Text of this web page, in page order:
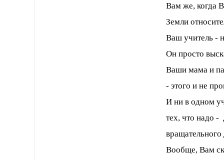
Вам же, когда
Земли
Ваш учитель -
Он просто
Ваши мама и
- этого и не
И ни в одном
тех, что надо
Вообще, Вам